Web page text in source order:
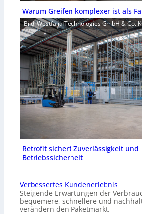
Warum Greifen komplexer ist als
Bild: Westfalia Technologies GmbH & Co.
Retrofit sichert Zuverlässigkeit und
Betriebssicherheit
Verbessertes Kundenerlebnis
Steigende Erwartungen der
bequemere, schnellere und
verändern den Paketmarkt.